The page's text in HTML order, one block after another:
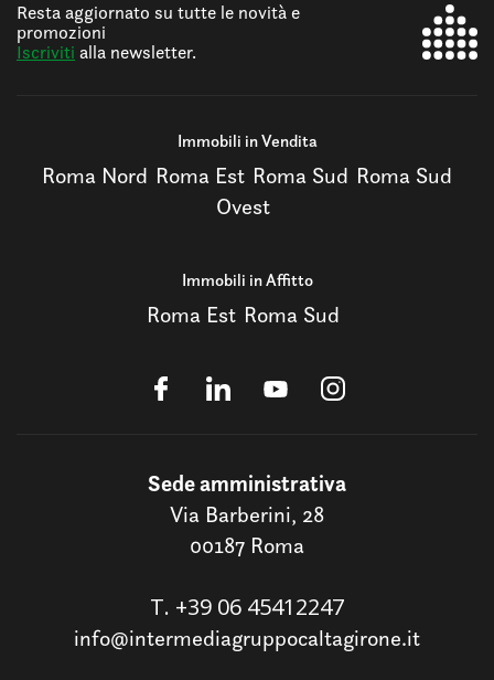
Resta aggiornato su tutte le novità e
promozioni
Iscriviti alla newsletter.
Immobili in Vendita
Roma Nord Roma Est Roma Sud Roma Sud
Ovest
Immobili in Affitto
Roma Est Roma Sud
Sede amministrativa
Via Barberini, 28
00187 Roma
T. +39 06 45412247
info@intermediagruppocaltagirone.it